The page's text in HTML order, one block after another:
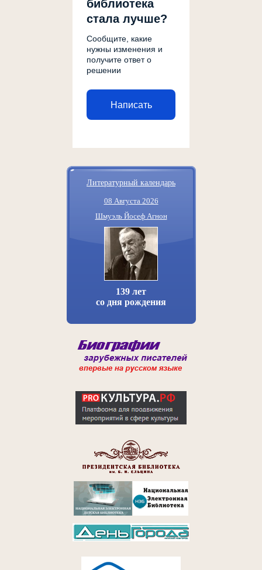
библиотека
стала лучше?
Сообщите, какие
нужны изменения и
получите ответ о
решении
Написать
Литературный календарь
08 Августа 2026
Шмуэль Йосеф Агнон
139 лет
со дня рождения